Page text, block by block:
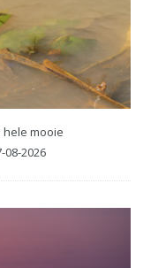
mooie
2026